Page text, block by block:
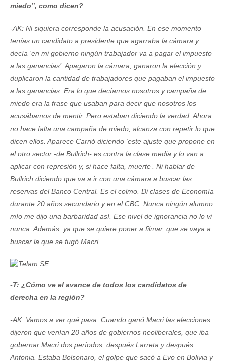
miedo”, como dicen?
-AK: Ni siquiera corresponde la acusación. En ese momento
tenías un candidato a presidente que agarraba la cámara y
decía ‘en mi gobierno ningún trabajador va a pagar el impuesto
a las ganancias’. Apagaron la cámara, ganaron la elección y
duplicaron la cantidad de trabajadores que pagaban el impuesto
a las ganancias. Era lo que decíamos nosotros y campaña de
miedo era la frase que usaban para decir que nosotros los
acusábamos de mentir. Pero estaban diciendo la verdad. Ahora
no hace falta una campaña de miedo, alcanza con repetir lo que
dicen ellos. Aparece Carrió diciendo ‘este ajuste que propone en
el otro sector -de Bullrich- es contra la clase media y lo van a
aplicar con represión y, si hace falta, muerte’. Ni hablar de
Bullrich diciendo que va a ir con una cámara a buscar las
reservas del Banco Central. Es el colmo. Di clases de Economía
durante 20 años secundario y en el CBC. Nunca ningún alumno
mío me dijo una barbaridad así. Ese nivel de ignorancia no lo vi
nunca. Además, ya que se quiere poner a filmar, que se vaya a
buscar la que se fugó Macri.
-T: ¿Cómo ve el avance de todos los candidatos de
derecha en la región?
-AK: Vamos a ver qué pasa. Cuando ganó Macri las elecciones
dijeron que venían 20 años de gobiernos neoliberales, que iba
gobernar Macri dos períodos, después Larreta y después
Antonia. Estaba Bolsonaro, el golpe que sacó a Evo en Bolivia y